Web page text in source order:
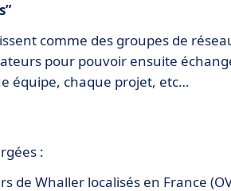
comme des groupes de
pour pouvoir ensuite
équipe, chaque projet, etc…
:
de Whaller localisés en France